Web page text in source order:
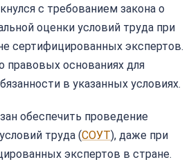
с требованием закона о
оценки условий труда при
сертифицированных экспертов.
правовых основаниях для
в указанных условиях.
обеспечить проведение
труда (СОУТ), даже при
экспертов в стране.